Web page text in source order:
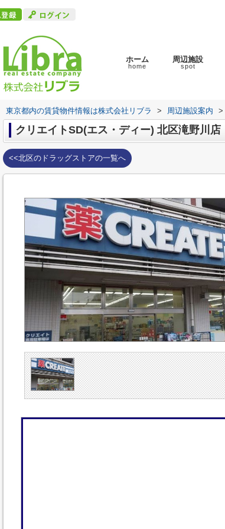
ホーム
home
周辺施設
spot
東京都内の賃貸物件情報は株式会社リブラ > 周辺施設案内 >
クリエイトSD(エス・ディー) 北区滝野川店
<<北区のドラッグストアの一覧へ